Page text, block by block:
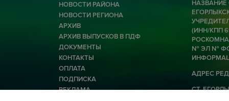
НОВОСТИ РАЙОНА
НОВОСТИ РЕГИОНА
АРХИВ
АРХИВ ВЫПУСКОВ В ПДФ
ДОКУМЕНТЫ
КОНТАКТЫ
ОПЛАТА
ПОДПИСКА
РЕКЛАМА
НАЗВАНИЕ
(ИНН/КПП
№ ЭЛ № ФС
АДРЕС
СТ.